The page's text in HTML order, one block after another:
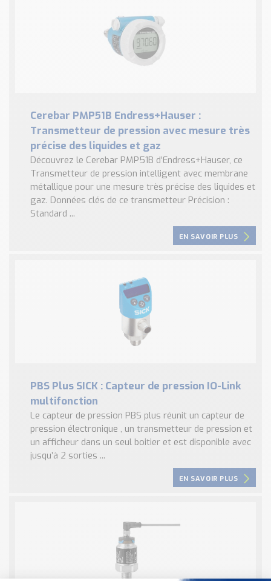
Cerebar PMP51B Endress+Hauser :
Transmetteur de pression avec mesure très
précise des liquides et gaz
Découvrez le Cerebar PMP51B d’Endress+Hauser, ce
Transmetteur de pression intelligent avec membrane
métallique pour une mesure très précise des liquides et
gaz. Données clés de ce transmetteur Précision :
Standard ...
EN SAVOIR PLUS
PBS Plus SICK : Capteur de pression IO-Link
multifonction
Le capteur de pression PBS plus réunit un capteur de
pression électronique , un transmetteur de pression et
un afficheur dans un seul boitier et est disponible avec
jusqu’à 2 sorties ...
EN SAVOIR PLUS